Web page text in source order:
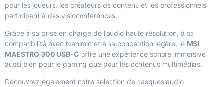
pour les joueurs, les créateurs de contenu et les professionnels
participant à des visioconférences.
Grâce à sa prise en charge de l’audio haute résolution, à sa
compatibilité avec Nahimic et à sa conception légère, le MSI
MAESTRO 300 USB-C offre une expérience sonore immersive
aussi bien pour le gaming que pour les contenus multimédias.
Découvrez également notre sélection de casques audio